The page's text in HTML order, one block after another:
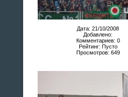
Дата: 21/10/2008
Добавлено:
Комментариев: 0
Рейтинг: Пусто
Просмотров: 649